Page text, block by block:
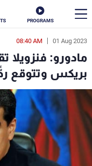
PROGRAMS
01 Aug 2023
08:40 AM
مادورو: فنزويلا
بريكس وتتوقع ردًّا
en
الأخبار
سياسة
إقتصاد
منوعات
كأس العالم